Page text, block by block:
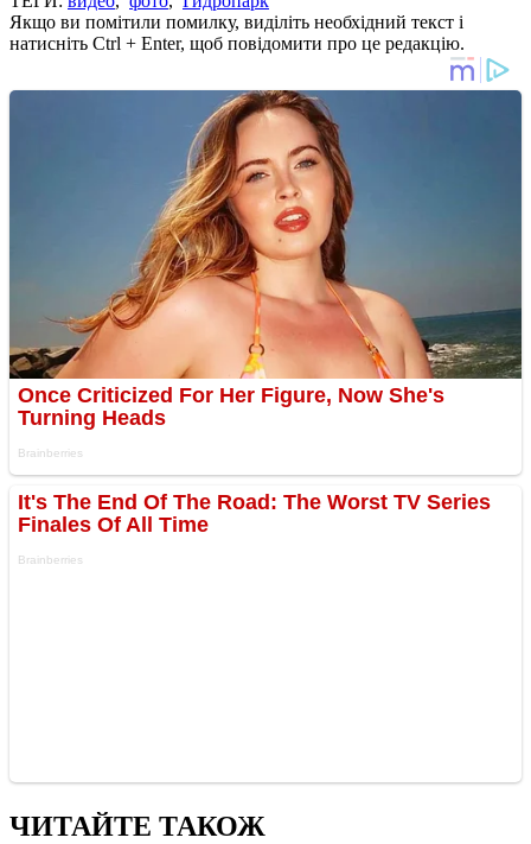
Якщо ви помітили помилку, виділіть необхідний текст і
натисніть Ctrl + Enter, щоб повідомити про це редакцію.
ЧИТАЙТЕ ТАКОЖ